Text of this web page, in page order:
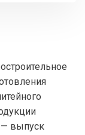
— выпуск